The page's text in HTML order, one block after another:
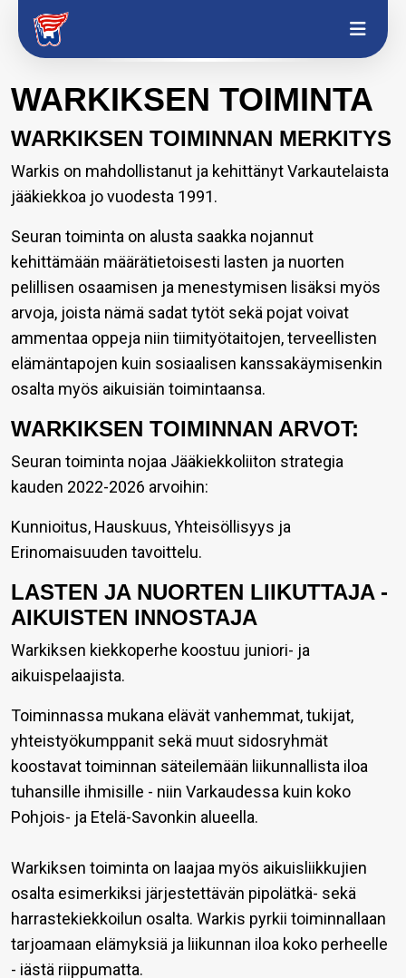
WARKIKSEN TOIMINTA
WARKIKSEN TOIMINNAN MERKITYS
Warkis on mahdollistanut ja kehittänyt Varkautelaista
jääkiekkoa jo vuodesta 1991.
Seuran toiminta on alusta saakka nojannut
kehittämään määrätietoisesti lasten ja nuorten
pelillisen osaamisen ja menestymisen lisäksi myös
arvoja, joista nämä sadat tytöt sekä pojat voivat
ammentaa oppeja niin tiimityötaitojen, terveellisten
elämäntapojen kuin sosiaalisen kanssakäymisenkin
osalta myös aikuisiän toimintaansa.
WARKIKSEN TOIMINNAN ARVOT:
Seuran toiminta nojaa Jääkiekkoliiton strategia
kauden 2022-2026 arvoihin:
Kunnioitus, Hauskuus, Yhteisöllisyys ja
Erinomaisuuden tavoittelu.
LASTEN JA NUORTEN LIIKUTTAJA -
AIKUISTEN INNOSTAJA
Warkiksen kiekkoperhe koostuu juniori- ja
aikuispelaajista.
Toiminnassa mukana elävät vanhemmat, tukijat,
yhteistyökumppanit sekä muut sidosryhmät
koostavat toiminnan säteilemään liikunnallista iloa
tuhansille ihmisille - niin Varkaudessa kuin koko
Pohjois- ja Etelä-Savonkin alueella.
Warkiksen toiminta on laajaa myös aikuisliikkujien
osalta esimerkiksi järjestettävän pipolätkä- sekä
harrastekiekkoilun osalta. Warkis pyrkii toiminnallaan
tarjoamaan elämyksiä ja liikunnan iloa koko perheelle
- iästä riippumatta.